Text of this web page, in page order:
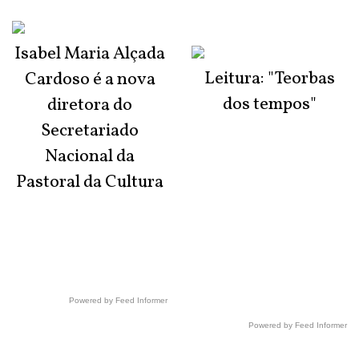
Isabel Maria Alçada
Cardoso é a nova
diretora do
Secretariado
Nacional da
Pastoral da Cultura
Powered by Feed Informer
Leitura: "Teorbas
dos tempos"
Powered by Feed Informer